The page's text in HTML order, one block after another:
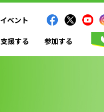
支援する 参加する
イベント